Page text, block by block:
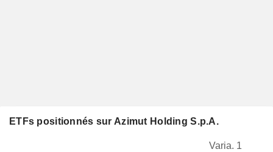
ETFs positionnés sur Azimut Holding S.p.A.
Varia. 1